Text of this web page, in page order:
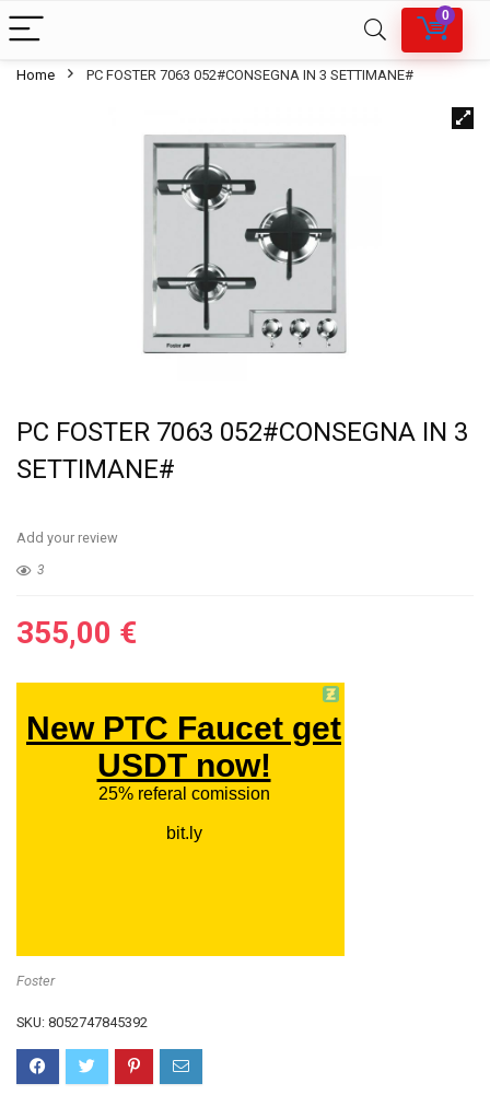
0
Home PC FOSTER 7063 052#CONSEGNA IN 3 SETTIMANE#
PC FOSTER 7063 052#CONSEGNA IN 3
SETTIMANE#
Add your review
3
355,00 €
Foster
SKU: 8052747845392